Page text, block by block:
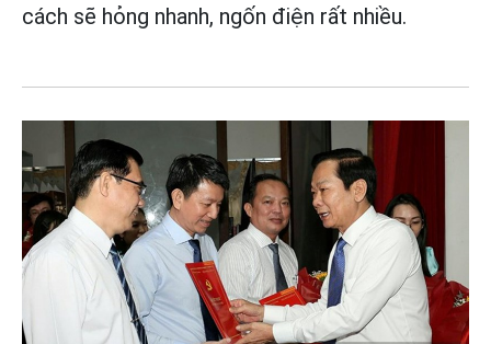
cách sẽ hỏng nhanh, ngốn điện rất nhiều.